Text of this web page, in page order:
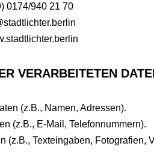
0174/940 21 70
VERARBEITETEN
(z.B., Namen, Adressen).
(z.B., E-Mail, Telefonnummern).
(z.B., Texteingaben, Fotografien,